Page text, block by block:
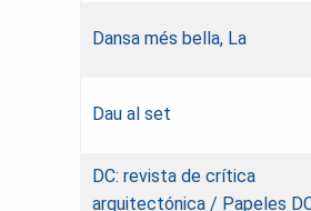
Dansa més bella, La
Dau al set
DC: revista de crítica
arquitectónica / Papeles